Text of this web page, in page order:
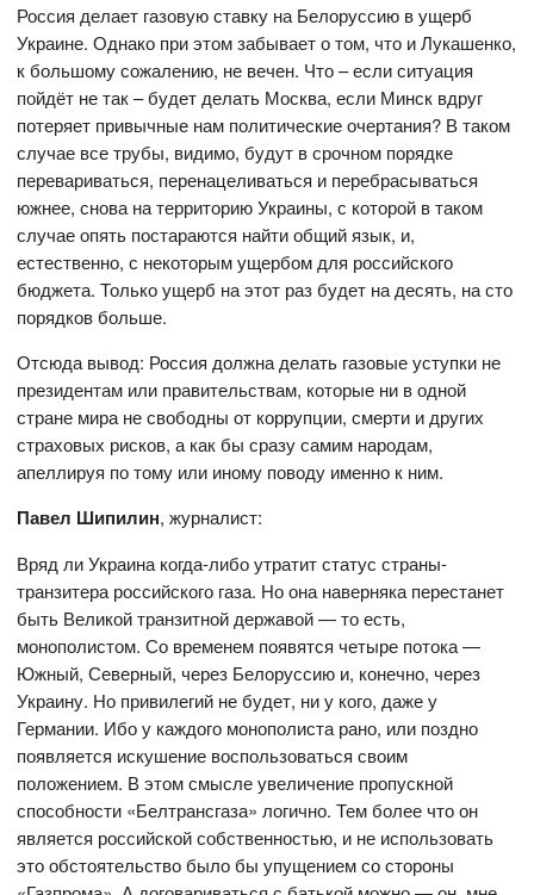
Россия делает газовую ставку на Белоруссию в ущерб
Украине. Однако при этом забывает о том, что и Лукашенко,
к большому сожалению, не вечен. Что – если ситуация
пойдёт не так – будет делать Москва, если Минск вдруг
потеряет привычные нам политические очертания? В таком
случае все трубы, видимо, будут в срочном порядке
перевариваться, перенацеливаться и перебрасываться
южнее, снова на территорию Украины, с которой в таком
случае опять постараются найти общий язык, и,
естественно, с некоторым ущербом для российского
бюджета. Только ущерб на этот раз будет на десять, на сто
порядков больше.
Отсюда вывод: Россия должна делать газовые уступки не
президентам или правительствам, которые ни в одной
стране мира не свободны от коррупции, смерти и других
страховых рисков, а как бы сразу самим народам,
апеллируя по тому или иному поводу именно к ним.
Павел Шипилин, журналист:
Вряд ли Украина когда-либо утратит статус страны-
транзитера российского газа. Но она наверняка перестанет
быть Великой транзитной державой — то есть,
монополистом. Со временем появятся четыре потока —
Южный, Северный, через Белоруссию и, конечно, через
Украину. Но привилегий не будет, ни у кого, даже у
Германии. Ибо у каждого монополиста рано, или поздно
появляется искушение воспользоваться своим
положением. В этом смысле увеличение пропускной
способности «Белтрансгаза» логично. Тем более что он
является российской собственностью, и не использовать
это обстоятельство было бы упущением со стороны